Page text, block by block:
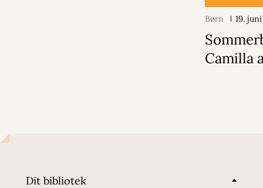
Børn 19.
Camilla
Dit bibliotek